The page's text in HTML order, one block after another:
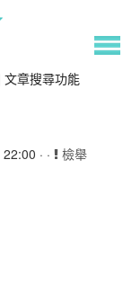
文章搜尋功能
· · 檢舉